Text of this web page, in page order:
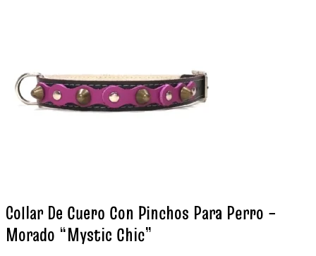
Collar De Cuero Con Pinchos Para Perro –
Morado “Mystic Chic”